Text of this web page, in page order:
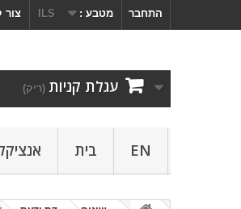
התחבר מטבע : ILS צור
עגלת קניות (ריק)
בית EN